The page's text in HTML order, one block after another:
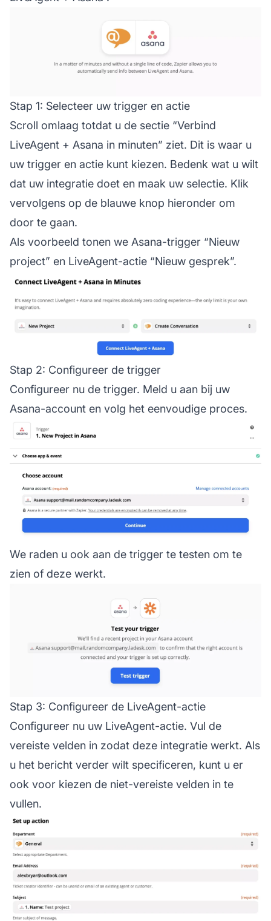
Stap 1: Selecteer uw trigger en actie
Scroll omlaag totdat u de sectie “Verbind
LiveAgent + Asana in minuten” ziet. Dit is waar u
uw trigger en actie kunt kiezen. Bedenk wat u wilt
dat uw integratie doet en maak uw selectie. Klik
vervolgens op de blauwe knop hieronder om
door te gaan.
Als voorbeeld tonen we Asana-trigger “Nieuw
project” en LiveAgent-actie “Nieuw gesprek”.
Stap 2: Configureer de trigger
Configureer nu de trigger. Meld u aan bij uw
Asana-account en volg het eenvoudige proces.
We raden u ook aan de trigger te testen om te
zien of deze werkt.
Stap 3: Configureer de LiveAgent-actie
Configureer nu uw LiveAgent-actie. Vul de
vereiste velden in zodat deze integratie werkt. Als
u het bericht verder wilt specificeren, kunt u er
ook voor kiezen de niet-vereiste velden in te
vullen.